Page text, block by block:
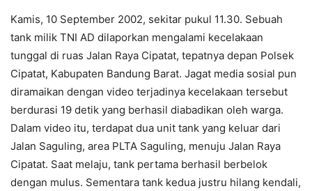
Kamis, 10 September 2002, sekitar pukul 11.30. Sebuah
tank milik TNI AD dilaporkan mengalami kecelakaan
tunggal di ruas Jalan Raya Cipatat, tepatnya depan Polsek
Cipatat, Kabupaten Bandung Barat. Jagat media sosial pun
diramaikan dengan video terjadinya kecelakaan tersebut
berdurasi 19 detik yang berhasil diabadikan oleh warga.
Dalam video itu, terdapat dua unit tank yang keluar dari
Jalan Saguling, area PLTA Saguling, menuju Jalan Raya
Cipatat. Saat melaju, tank pertama berhasil berbelok
dengan mulus. Sementara tank kedua justru hilang kendali,